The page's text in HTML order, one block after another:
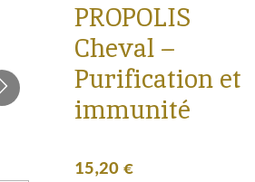
PROPOLIS
Cheval –
Purification et
immunité
15,20 €